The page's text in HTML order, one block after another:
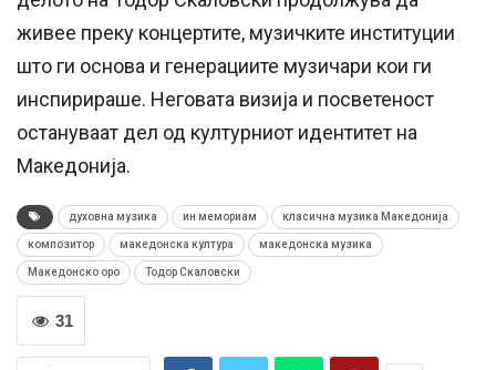
живее преку концертите, музичките институции
што ги основа и генерациите музичари кои ги
инспирираше. Неговата визија и посветеност
остануваат дел од културниот идентитет на
Македонија.
духовна музика ин мемориам класична музика Македонија
композитор македонска култура македонска музика
Македонско оро Тодор Скаловски
31